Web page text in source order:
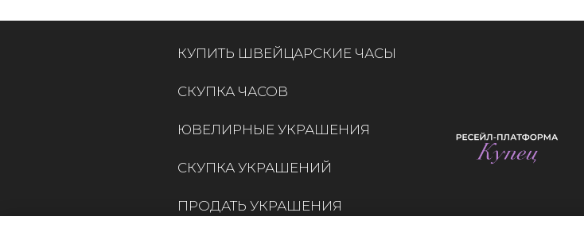
КУПИТЬ ШВЕЙЦАРСКИЕ ЧАСЫ
СКУПКА ЧАСОВ
ЮВЕЛИРНЫЕ УКРАШЕНИЯ
СКУПКА УКРАШЕНИЙ
ПРОДАТЬ УКРАШЕНИЯ